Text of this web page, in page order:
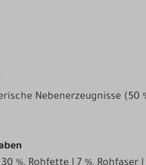
Nebenerzeugnisse (50